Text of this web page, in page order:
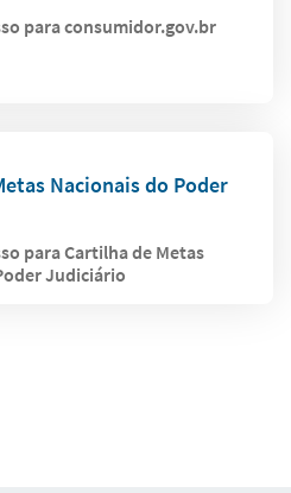
para consumidor.gov.br
Nacionais do Poder
para Cartilha de Metas
Judiciário